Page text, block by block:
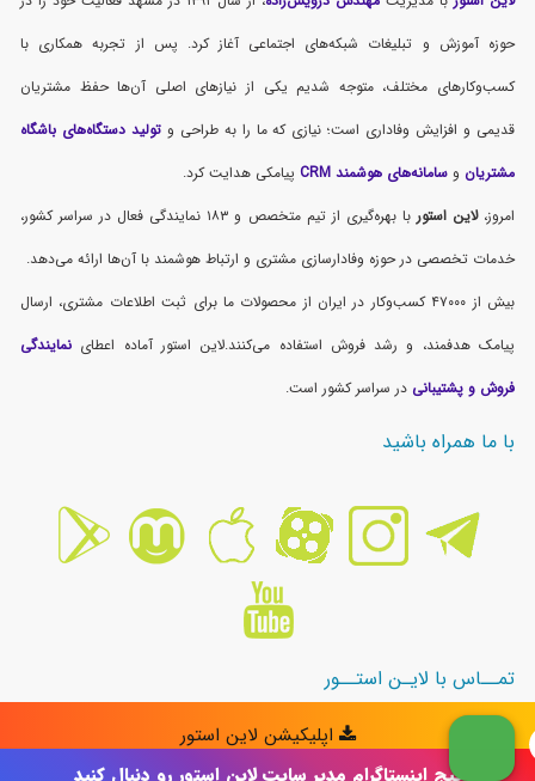
پیج اینستاگرام مدیر سایت لاین استور رو دنبال کنید